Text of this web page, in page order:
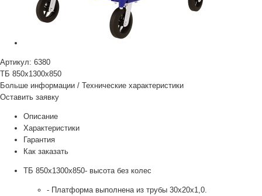
Артикул: 6380
ТБ 850х1300х850
Больше информации / Технические характеристики
Оставить заявку
Описание
Характеристики
Гарантия
Как заказать
ТБ 850х1300х850- высота без колес
- Платформа выполнена из трубы 30х20х1,0.